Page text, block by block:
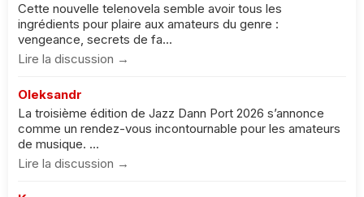
Cette nouvelle telenovela semble avoir tous les
ingrédients pour plaire aux amateurs du genre :
vengeance, secrets de fa...
Lire la discussion →
Oleksandr
La troisième édition de Jazz Dann Port 2026 s’annonce
comme un rendez-vous incontournable pour les amateurs
de musique. ...
Lire la discussion →